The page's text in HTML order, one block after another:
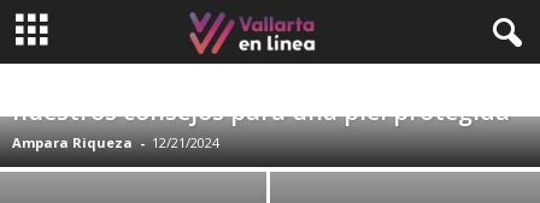
Exposición al sol: desmitificamos 5
nuestros consejos para una piel protegida
Ampara Riqueza - 12/21/2024